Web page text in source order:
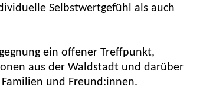
Selbstwertgefühl als auch
ein offener Treffpunkt,
aus der Waldstadt und darüber
und Freund:innen.